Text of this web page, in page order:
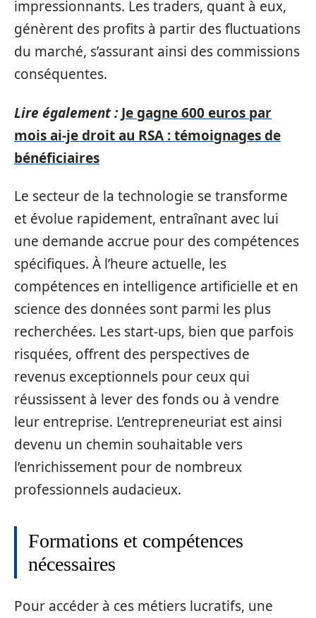
impressionnants. Les traders, quant à eux,
génèrent des profits à partir des fluctuations
du marché, s’assurant ainsi des commissions
conséquentes.
Lire également : Je gagne 600 euros par
mois ai-je droit au RSA : témoignages de
bénéficiaires
Le secteur de la technologie se transforme
et évolue rapidement, entraînant avec lui
une demande accrue pour des compétences
spécifiques. À l’heure actuelle, les
compétences en intelligence artificielle et en
science des données sont parmi les plus
recherchées. Les start-ups, bien que parfois
risquées, offrent des perspectives de
revenus exceptionnels pour ceux qui
réussissent à lever des fonds ou à vendre
leur entreprise. L’entrepreneuriat est ainsi
devenu un chemin souhaitable vers
l’enrichissement pour de nombreux
professionnels audacieux.
Formations et compétences
nécessaires
Pour accéder à ces métiers lucratifs, une